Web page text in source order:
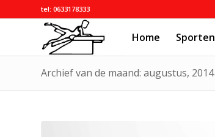
tel: 0633178333
Home Sporten
Archief van de maand: augustus, 2014